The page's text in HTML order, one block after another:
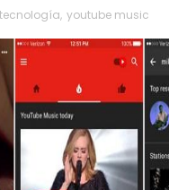
tecnología, youtube music